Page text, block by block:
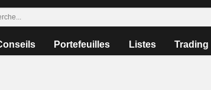
Portefeuilles Listes Trading